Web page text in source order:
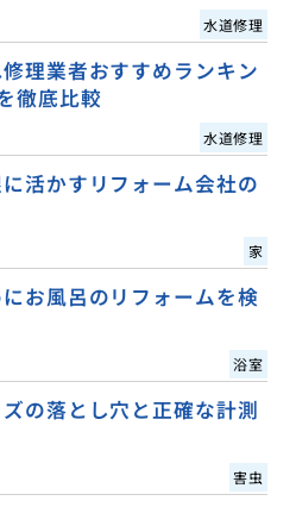
水道修理
理業者おすすめランキン
徹底比較
水道修理
活かすリフォーム会社の
家
お風呂のリフォームを検
浴室
の落とし穴と正確な計測
害虫